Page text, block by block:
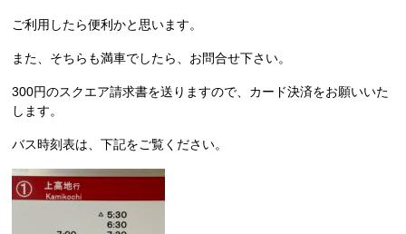
ご利用したら便利かと思います。
また、そちらも満車でしたら、お問合せ下さい。
300円のスクエア請求書を送りますので、カード決済をお願いいた
します。
バス時刻表は、下記をご覧ください。